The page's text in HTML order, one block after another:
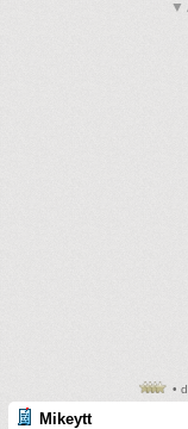
▼
•
Mikeytt